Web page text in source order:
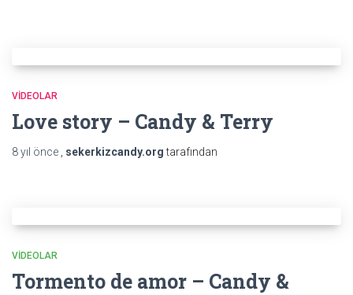
VIDEOLAR
Love story – Candy & Terry
8 yıl önce sekerkizcandy.orgtarafından
VIDEOLAR
Tormento de amor – Candy &